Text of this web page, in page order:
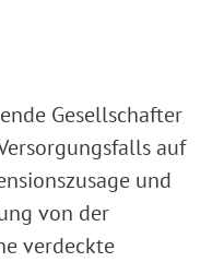
Gesellschafter
auf
und
von der
verdeckte